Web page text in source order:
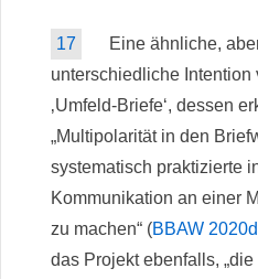
17
Eine ähnliche,
unterschiedliche Intention
‚Umfeld-Briefe‘, dessen
„Multipolarität in den
systematisch praktizierte
Kommunikation an einer
zu machen“ (BBAW 2020d
das Projekt ebenfalls,